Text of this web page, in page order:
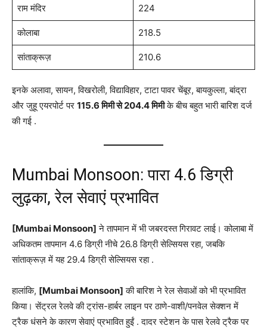
राम मंदिर 224
कोलाबा 218.5
सांताक्रूज़ 210.6
इनके अलावा, सायन, विखरोली, विद्याविहार, टाटा पावर चेंबूर, बायकुल्ला, बांद्रा
और जुहू एयरपोर्ट पर 115.6 मिमी से 204.4 मिमीके बीच बहुत भारी बारिश दर्ज
की गई .
Mumbai Monsoon: पारा 4.6 डिग्री
लुढ़का, रेल सेवाएं प्रभावित
[Mumbai Monsoon] ने तापमान में भी जबरदस्त गिरावट लाई। कोलाबा में
अधिकतम तापमान 4.6 डिग्री नीचे 26.8 डिग्री सेल्सियस रहा, जबकि
सांताक्रूज़ में यह 29.4 डिग्री सेल्सियस रहा .
हालांकि, [Mumbai Monsoon] की बारिश ने रेल सेवाओं को भी प्रभावित
किया। सेंट्रल रेलवे की ट्रांस-हार्बर लाइन पर ठाणे-वाशी/पनवेल सेक्शन में
ट्रैक धंसने के कारण सेवाएं प्रभावित हुईं . दादर स्टेशन के पास रेलवे ट्रैक पर